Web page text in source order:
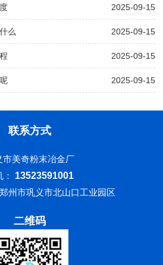
2025-09-15
2025-09-15
么
2025-09-15
2025-09-15
联系方式
市美奇粉末冶金厂
： 13523591001
州市巩义市北山口工业园区
二维码